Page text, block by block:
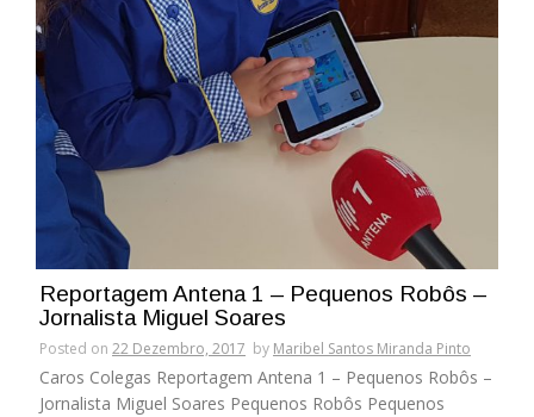
Reportagem Antena 1 – Pequenos Robôs –
Jornalista Miguel Soares
Posted on 22 Dezembro, 2017 by Maribel Santos Miranda Pinto
Caros Colegas Reportagem Antena 1 – Pequenos Robôs –
Jornalista Miguel Soares Pequenos Robôs Pequenos